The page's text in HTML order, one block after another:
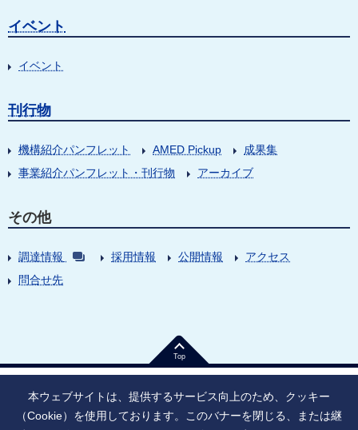
イベント
イベント
刊行物
機構紹介パンフレット AMED Pickup
成果集
事業紹介パンフレット・刊行物
アーカイブ
その他
調達情報 採用情報 公開情報
アクセス
問合せ先
Top
本ウェブサイトは、提供するサービス向上のため、クッキー
（Cookie）を使用しております。このバナーを閉じる、または継